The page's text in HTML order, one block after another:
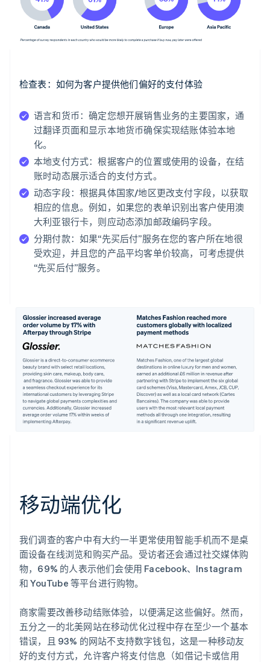
检查表：如何为客户提供他们偏好的支付体验
语言和货币：确定您想开展销售业务的主要国家，通
过翻译页面和显示本地货币确保实现结账体验本地
化。
本地支付方式：根据客户的位置或使用的设备，在结
账时动态展示适合的支付方式。
动态字段： 根据具体国家/地区更改支付字段，以获取
相应的信息。例如，如果您的表单识别出客户使用澳
大利亚银行卡，则应动态添加邮政编码字段。
分期付款： 如果“先买后付”服务在您的客户所在地很
受欢迎，并且您的产品平均客单价较高，可考虑提供
“先买后付”服务。
移动端优化
我们调查的客户中有大约一半更常使用智能手机而不是桌
面设备在线浏览和购买产品。受访者还会通过社交媒体购
物，69% 的人表示他们会使用 Facebook、Instagram
和 YouTube 等平台进行购物。
商家需要改善移动结账体验，以便满足这些偏好。然而，
五分之一的北美网站在移动优化过程中存在至少一个基本
错误，且 93% 的网站不支持数字钱包，这是一种移动友
好的支付方式，允许客户将支付信息（如借记卡或信用